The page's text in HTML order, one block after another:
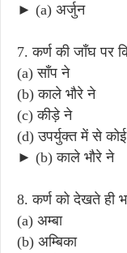
► (a) अर्जुन
7. कर्ण की जाँघ पर
(a) साँप ने
(b) काले भौरे ने
(c) कीड़े ने
(d) उपर्युक्त में से
► (b) काले भौरे ने
8. कर्ण को देखते ही
(a) अम्बा
(b) अम्बिका